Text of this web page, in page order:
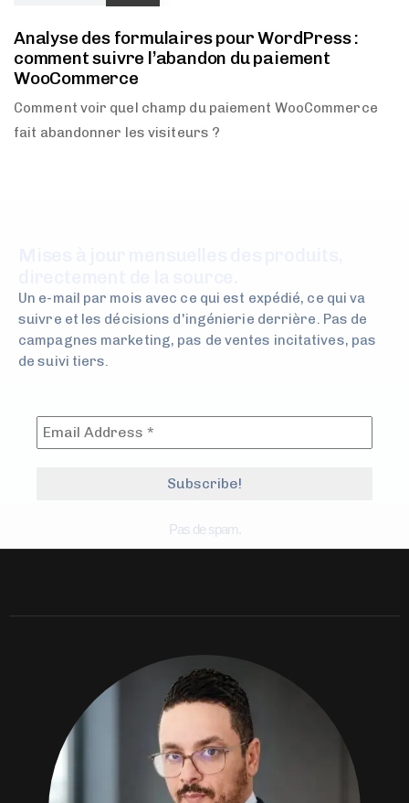
Analyse des formulaires pour WordPress :
comment suivre l’abandon du paiement
WooCommerce
Comment voir quel champ du paiement WooCommerce
fait abandonner les visiteurs ?
Un e-mail par mois avec ce qui est expédié, ce qui va
suivre et les décisions d'ingénierie derrière. Pas de
campagnes marketing, pas de ventes incitatives, pas
de suivi tiers.
Pas de spam.